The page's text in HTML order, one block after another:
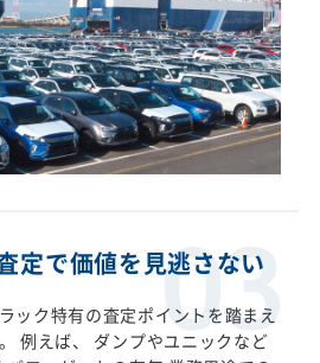
定で価値を見逃さない
ック特有の査定ポイントを踏まえ
例えば、 ダンプやユニックなど